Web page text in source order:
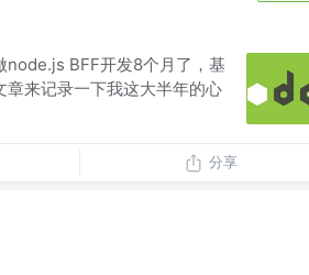
node.js BFF开发8个月了，基
来记录一下我这大半年的心
分享